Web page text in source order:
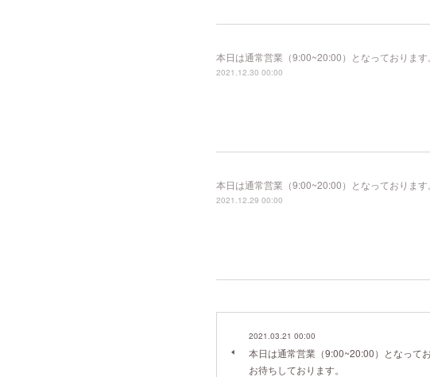
本日は通常営業（9:00~20:00）となっております
2021.12.30 00:00
本日は通常営業（9:00~20:00）となっております
2021.12.29 00:00
2021.03.21 00:00
本日は通常営業（9:00~20:00）となって
お待ちしております。